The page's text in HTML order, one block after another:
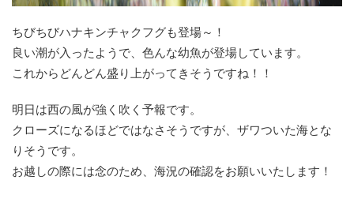
ちびちびハナキンチャクフグも登場～！
良い潮が入ったようで、色んな幼魚が登場しています。
これからどんどん盛り上がってきそうですね！！
明日は西の風が強く吹く予報です。
クローズになるほどではなさそうですが、ザワついた海とな
りそうです。
お越しの際には念のため、海況の確認をお願いいたします！